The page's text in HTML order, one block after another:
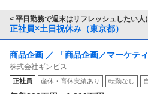
< 平日勤務で週末はリフレッシュしたい人
正社員×土日祝休み（東京都）
商品企画 ／ 「商品企画／マーケテ
子どうぶつ」でお馴染みのお菓子メ
ココーン」「アスパラガス」などの
株式会社ギンビス
正社員 産休・育休実績あり 転勤なし